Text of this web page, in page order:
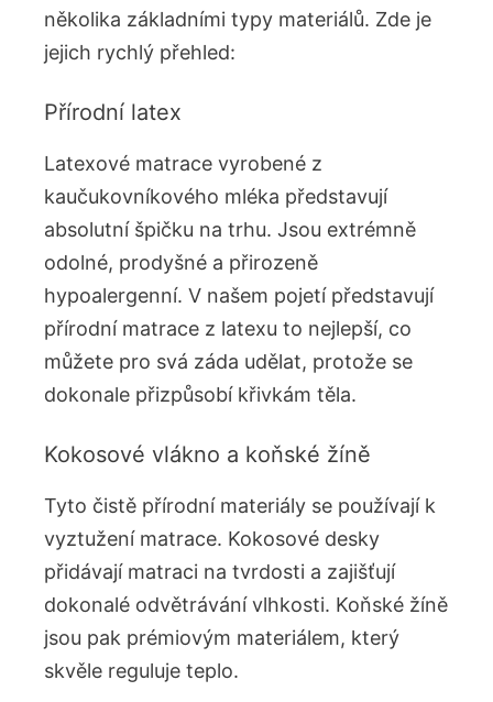
několika základními typy materiálů. Zde je
jejich rychlý přehled:
Přírodní latex
Latexové matrace vyrobené z
kaučukovníkového mléka představují
absolutní špičku na trhu. Jsou extrémně
odolné, prodyšné a přirozeně
hypoalergenní. V našem pojetí představují
přírodní matrace z latexu to nejlepší, co
můžete pro svá záda udělat, protože se
dokonale přizpůsobí křivkám těla.
Kokosové vlákno a koňské žíně
Tyto čistě přírodní materiály se používají k
vyztužení matrace. Kokosové desky
přidávají matraci na tvrdosti a zajišťují
dokonalé odvětrávání vlhkosti. Koňské žíně
jsou pak prémiovým materiálem, který
skvěle reguluje teplo.